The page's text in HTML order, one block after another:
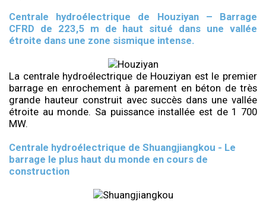
Centrale hydroélectrique de Houziyan – Barrage
CFRD de 223,5 m de haut situé dans une vallée
étroite dans une zone sismique intense.
La centrale hydroélectrique de Houziyan est le premier
barrage en enrochement à parement en béton de très
grande hauteur construit avec succès dans une vallée
étroite au monde. Sa puissance installée est de 1 700
MW.
Centrale hydroélectrique de Shuangjiangkou - Le
barrage le plus haut du monde en cours de
construction